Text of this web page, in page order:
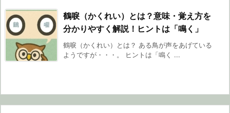
鶴唳（かくれい）とは？意味・覚え方を
分かりやすく解説！ヒントは「鳴く」
鶴唳（かくれい）とは？ ある鳥が声をあげている
ようですが・・・。 ヒントは「鳴く ...